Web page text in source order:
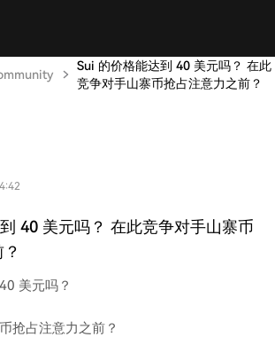
Sui 的价格能达到 40 美元吗？ 在此
竞争对手山寨币抢占注意力之前？
40 美元吗？ 在此竞争对手山寨币
美元吗？
抢占注意力之前？